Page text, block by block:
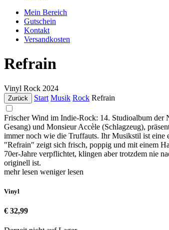
Mein Bereich
Gutschein
Kontakt
Versandkosten
Refrain
Vinyl Rock 2024
Zurück Start Musik Rock Refrain
Frischer Wind im Indie-Rock: 14. Studioalbum der
Gesang) und Monsieur Accèle (Schlagzeug),
immer noch wie die Truffauts. Ihr Musikstil ist eine
"Refrain" zeigt sich frisch, poppig und mit einem
70er-Jahre verpflichtet, klingen aber trotzdem nie
originell ist.
mehr lesen weniger lesen
Vinyl
€ 32,99